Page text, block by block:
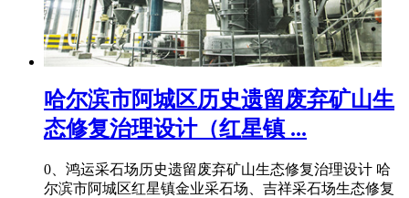
哈尔滨市阿城区历史遗留废弃矿山生
态修复治理设计（红星镇 ...
0、鸿运采石场历史遗留废弃矿山生态修复治理设计 哈
尔滨市阿城区红星镇金业采石场、吉祥采石场生态修复